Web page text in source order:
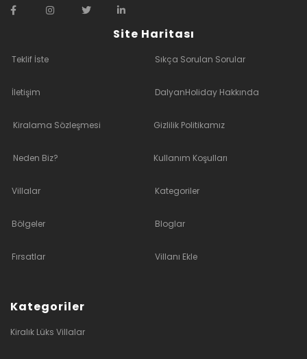
Site Haritası
Teklif İste Sıkça Sorulan Sorular
İletişim DalyanHoliday Hakkında
Kiralama Sözleşmesi Gizlilik Politikamız
Neden Biz? Kullanım Koşulları
Villalar Kategoriler
Bölgeler Bloglar
Fırsatlar Villanı Ekle
Kategoriler
Kiralık Lüks Villalar